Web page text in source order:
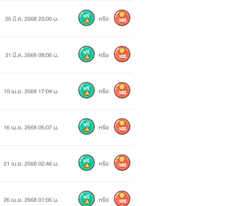
25 มี.ค. 2568 23:00 น. หรือ 300
31 มี.ค. 2568 08:06 น. หรือ 300
10 เม.ย. 2568 17:04 น. หรือ 300
16 เม.ย. 2568 05:07 น. หรือ 300
21 เม.ย. 2568 02:46 น. หรือ 300
26 เม.ย. 2568 01:05 น. หรือ 300